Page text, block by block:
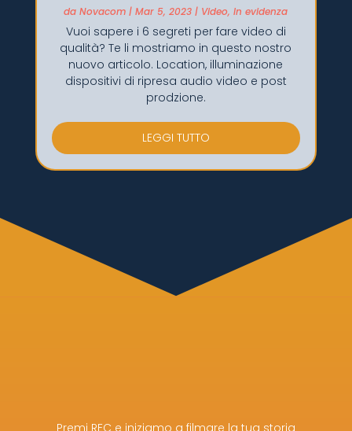
daNovacom |Mar 5, 2023 | Video,In evidenza
Vuoi sapere i 6 segreti per fare video di
qualità? Te li mostriamo in questo nostro
nuovo articolo. Location, illuminazione
dispositivi di ripresa audio video e post
prodzione.
LEGGI TUTTO